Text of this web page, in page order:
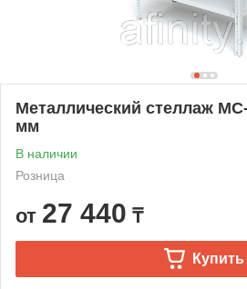
Металлический стеллаж
мм
В наличии
Розница
от 27 440 ₸
Купить